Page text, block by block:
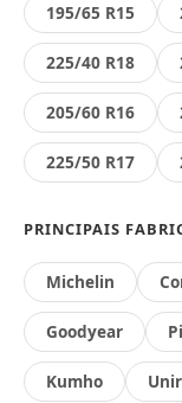
195/65 R15
225/40 R18
205/60 R16
225/50 R17
PRINCIPAIS
Michelin
Goodyear
Kumho